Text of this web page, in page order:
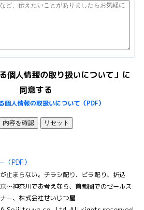
個人情報の取り扱いについて」に
同意する
個人情報の取扱いについて（PDF）
内容を確認 リセット
PDF）
止まらない。チラシ配り、ビラ配り、折込
〜神奈川でお考えなら、首都圏でのセールス
ー、株式会社せいじつ屋